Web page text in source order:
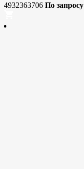
4932363706 По запросу